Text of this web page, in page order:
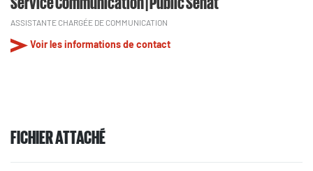
ASSISTANTE CHARGÉE DE COMMUNICATION
Voir les informations de contact
FICHIER ATTACHÉ